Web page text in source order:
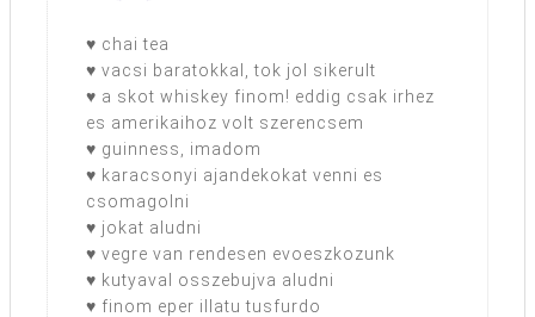
♥ chai tea
♥ vacsi baratokkal, tok jol sikerult
♥ a skot whiskey finom! eddig csak irhez
es amerikaihoz volt szerencsem
♥ guinness, imadom
♥ karacsonyi ajandekokat venni es
csomagolni
♥ jokat aludni
♥ vegre van rendesen evoeszkozunk
♥ kutyaval osszebujva aludni
♥ finom eper illatu tusfurdo